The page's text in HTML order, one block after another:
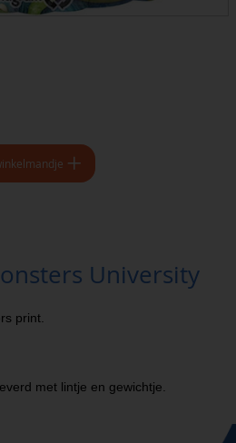
University
print.
met lintje en gewichtje.